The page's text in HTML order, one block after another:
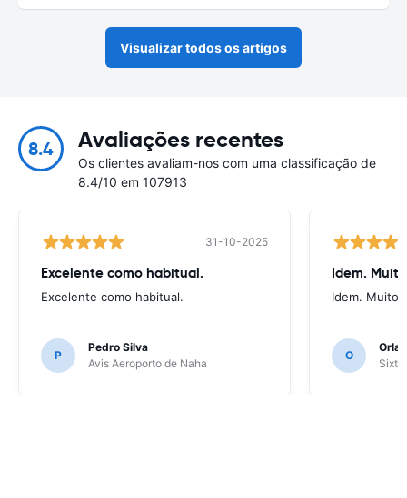
Visualizar todos os artigos
8.4 Avaliações recentes
Os clientes avaliam-nos com uma classificação de
8.4/10 em 107913
31-10-2025
Excelente como habitual.
Excelente como habitual.
P
Pedro Silva
Avis Aeroporto de Naha
Idem.
Idem. Muito
O
Sixt